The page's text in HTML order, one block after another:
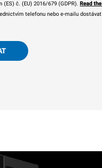
č. (EU) 2016/679 (GDPR). Read
telefonu nebo e-mailu